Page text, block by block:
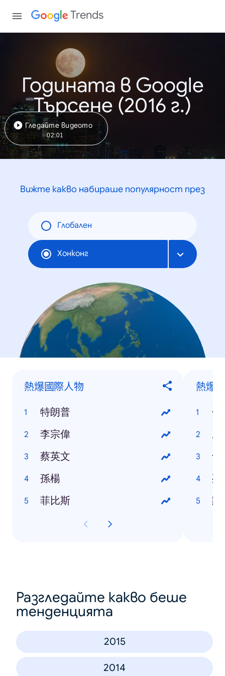
Trends
Годината в Google
Търсене (2016 г.)
Гледайте видеото
02:01
Вижте какво набираше популярност през
Глобален
Хонконг
熱爆國際人物
特朗普
李宗偉
蔡英文
孫楊
菲比斯
熱爆
你
屍
十
死
踏
Разгледайте какво беше
тенденцията
2015
2014